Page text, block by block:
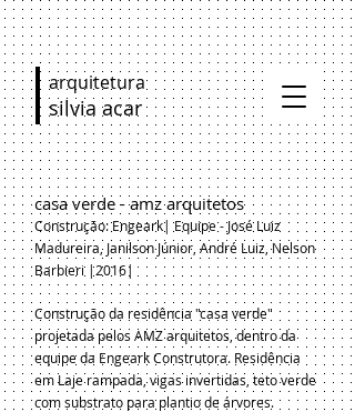
arquitetura
silvia acar
casa verde - amz arquitetos
Construção: Engeark| Equipe - José Luiz
Madureira, Janilson Júnior, André Luiz, Nelson
Barbieri |2016|
Construção da residência "casa verde"
projetada pelos AMZ arquitetos, dentro da
equipe da Engeark Construtora. Residência
em Laje rampada, vigas invertidas, teto verde
com substrato para plantio de árvores.